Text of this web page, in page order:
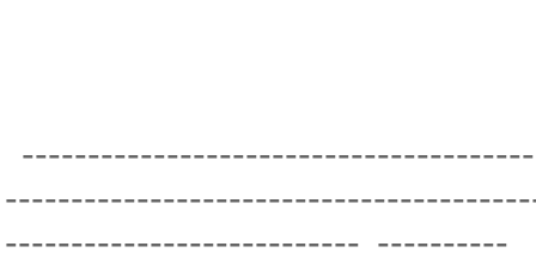
--------------------------- ----------